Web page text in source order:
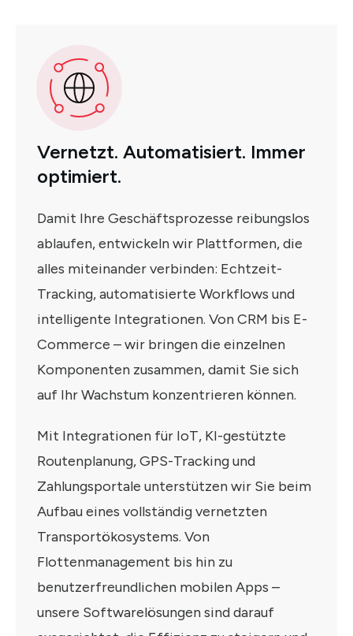
Vernetzt. Automatisiert. Immer
optimiert.
Damit Ihre Geschäftsprozesse reibungslos
ablaufen, entwickeln wir Plattformen, die
alles miteinander verbinden: Echtzeit-
Tracking, automatisierte Workflows und
intelligente Integrationen. Von CRM bis E-
Commerce – wir bringen die einzelnen
Komponenten zusammen, damit Sie sich
auf Ihr Wachstum konzentrieren können.
Mit Integrationen für IoT, KI-gestützte
Routenplanung, GPS-Tracking und
Zahlungsportale unterstützen wir Sie beim
Aufbau eines vollständig vernetzten
Transportökosystems. Von
Flottenmanagement bis hin zu
benutzerfreundlichen mobilen Apps –
unsere Softwarelösungen sind darauf